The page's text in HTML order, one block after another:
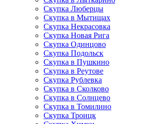
Скупка Люберцы
Скупка в Мытищах
Скупка Некрасовка
Скупка Новая Рига
Скупка Одинцово
Скупка Подольск
Скупка в Пушкино
Скупка в Реутове
Скупка Рублевка
Скупка в Сколково
Скупка в Солнцево
Скупка в Томилино
Скупка Троицк